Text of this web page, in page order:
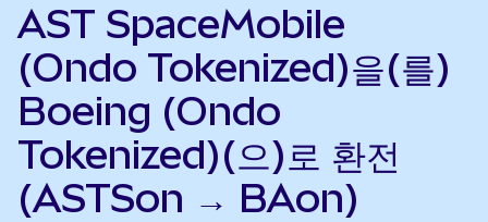
AST SpaceMobile
(Ondo Tokenized)을(를)
Boeing (Ondo
Tokenized)(으)로 환전
(ASTSon → BAon)